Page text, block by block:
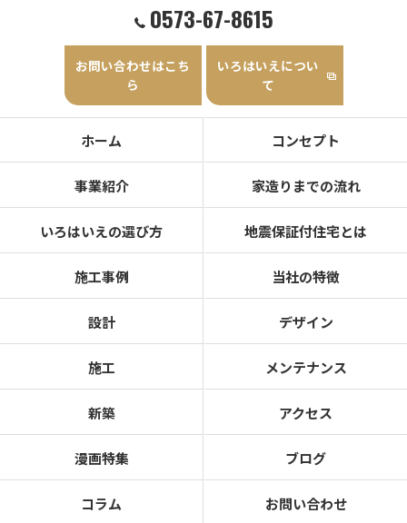
0573-67-8615
お問い合わせはこち
ら
いろはいえについ
て
ホーム コンセプト
事業紹介 家造りまでの流れ
いろはいえの選び方 地震保証付住宅とは
施工事例 当社の特徴
設計 デザイン
施工 メンテナンス
新築 アクセス
漫画特集 ブログ
コラム お問い合わせ